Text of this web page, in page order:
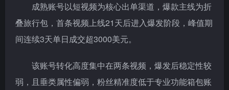
成熟账号以短视频为核心出单渠道，爆款主线为折
叠旅行包，首条视频上线21天后进入爆发阶段，峰值期
间连续3天单日成交超3000美元。
该账号转化高度集中在两条视频，爆发后稳定性较
弱，且垂类属性偏弱，粉丝精准度低于专业功能箱包账